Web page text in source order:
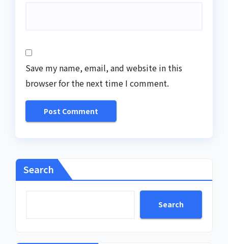
Save my name, email, and website in this
browser for the next time I comment.
Search
Search